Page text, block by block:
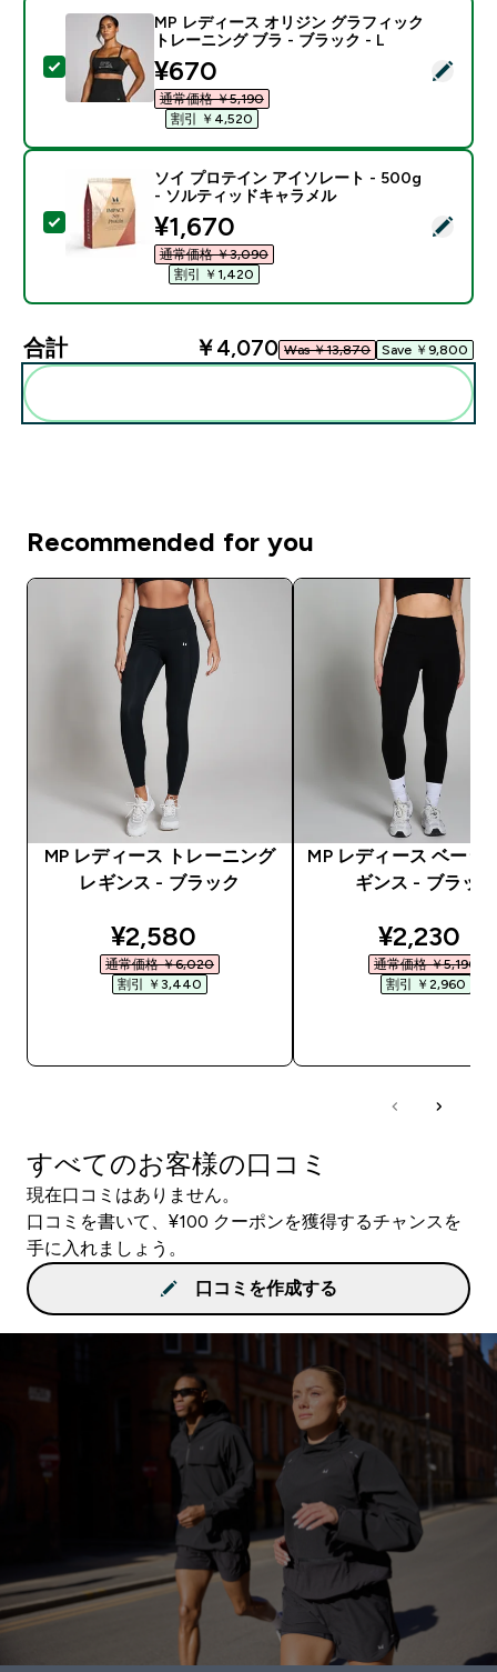
この商品を選択 - MP レディース オリジン グラフィ
MP レディース オリジン グラフィック
トレーニング ブラ - ブラック - L
discounted price
¥670‎
通常価格 ￥5,190‎
割引 ￥4,520‎
この商品を選択 - ソイ プロテイン アイソレート -
ソイ プロテイン アイソレート - 500g
- ソルティッドキャラメル
discounted price
¥1,670‎
通常価格 ￥3,090‎
割引 ￥1,420‎
合計 ￥4,070‎ Was ￥13,870‎ Save ￥9,800‎
Recommended for you
MP レディース トレーニング
レギンス - ブラック
discounted price
¥2,580‎
通常価格 ￥6,020‎
割引 ￥3,440‎
MP レディース ベーシ
ギンス - ブラック
¥2,230‎
通常価格 ￥5,190‎
割引 ￥2,960‎
すべてのお客様の口コミ
現在口コミはありません。
口コミを書いて、¥100 クーポンを獲得するチャンスを
手に入れましょう。
口コミを作成する